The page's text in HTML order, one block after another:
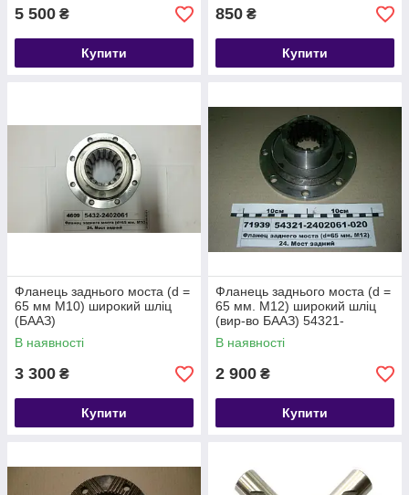
5 500 ₴
Купити
850 ₴
Купити
Фланець заднього моста (d =
65 мм М10) широкий шліц
(БААЗ)
В наявності
3 300 ₴
Купити
Фланець заднього моста (d =
65 мм. М12) широкий шліц
(вир-во БААЗ) 54321-
2402061-020
В наявності
2 900 ₴
Купити